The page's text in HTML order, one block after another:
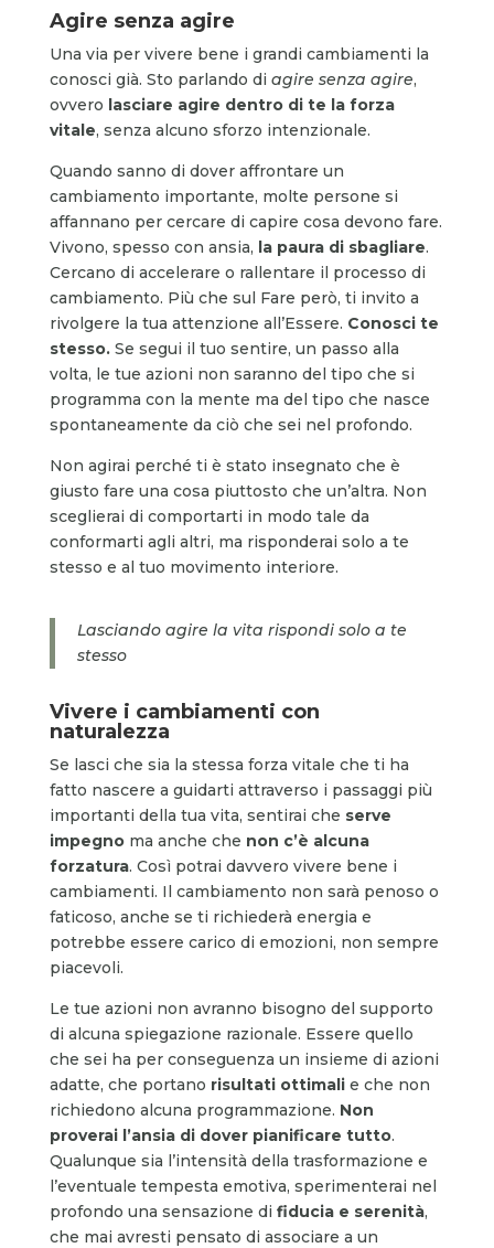
Agire senza agire
Una via per vivere bene i grandi cambiamenti la
conosci già. Sto parlando di agire senza agire,
ovvero lasciare agire dentro di te la forza
vitale, senza alcuno sforzo intenzionale.
Quando sanno di dover affrontare un
cambiamento importante, molte persone si
affannano per cercare di capire cosa devono fare.
Vivono, spesso con ansia, la paura di sbagliare.
Cercano di accelerare o rallentare il processo di
cambiamento. Più che sul Fare però, ti invito a
rivolgere la tua attenzione all’Essere. Conosci te
stesso.Se segui il tuo sentire, un passo alla
volta, le tue azioni non saranno del tipo che si
programma con la mente ma del tipo che nasce
spontaneamente da ciò che sei nel profondo.
Non agirai perché ti è stato insegnato che è
giusto fare una cosa piuttosto che un’altra. Non
sceglierai di comportarti in modo tale da
conformarti agli altri, ma risponderai solo a te
stesso e al tuo movimento interiore.
Lasciando agire la vita rispondi solo a te
stesso
Vivere i cambiamenti con
naturalezza
Se lasci che sia la stessa forza vitale che ti ha
fatto nascere a guidarti attraverso i passaggi più
importanti della tua vita, sentirai che serve
impegnoma anche che non c’è alcuna
forzatura. Così potrai davvero vivere bene i
cambiamenti. Il cambiamento non sarà penoso o
faticoso, anche se ti richiederà energia e
potrebbe essere carico di emozioni, non sempre
piacevoli.
Le tue azioni non avranno bisogno del supporto
di alcuna spiegazione razionale. Essere quello
che sei ha per conseguenza un insieme di azioni
adatte, che portano risultati ottimalie che non
richiedono alcuna programmazione. Non
proverai l’ansia di dover pianificare tutto.
Qualunque sia l’intensità della trasformazione e
l’eventuale tempesta emotiva, sperimenterai nel
profondo una sensazione di fiducia e serenità,
che mai avresti pensato di associare a un